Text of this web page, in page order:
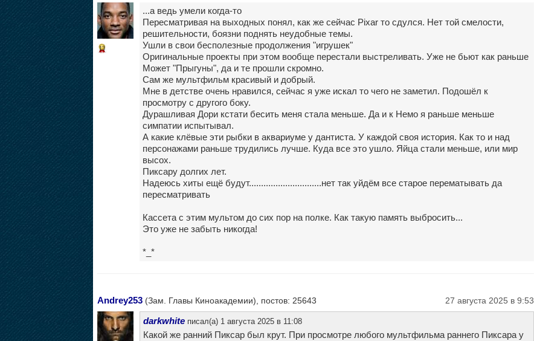
13
...а ведь умели когда-то
Пересматривая на выходных понял, как же сейчас Pixar то сдулся. Нет той смелости,
решительности, боязни поднять неудобные темы.
Ушли в свои бесполезные продолжения "игрушек"
Оригинальные проекты при этом вообще перестали выстреливать. Уже не бьют как раньше
Может "Прыгуны", да и те прошли скромно.
Сам же мультфильм красивый и добрый.
Мне в детстве очень нравился, сейчас я уже искал то чего не заметил. Подошёл к
просмотру с другого боку.
Дурашливая Дори кстати бесить меня стала меньше. Да и к Немо я раньше меньше
симпатии испытывал.
А какие клёвые эти рыбки в аквариуме у дантиста. У каждой своя история. Как то и над
персонажами раньше трудились лучше. Куда все это ушло. Яйца стали меньше, или мир
высох.
Пиксару долгих лет.
Надеюсь хиты ещё будут..............................нет так уйдём все старое перематывать да
пересматривать
Кассета с этим мультом до сих пор на полке. Как такую память выбросить...
Это уже не забыть никогда!
*_*
Andrey253(Зам. Главы Киноакадемии), постов: 25643 27 августа 2025 в 9:53
darkwhiteписал(а) 1 августа 2025 в 11:08
Какой же ранний Пиксар был крут. При просмотре любого мультфильма раннего Пиксара у